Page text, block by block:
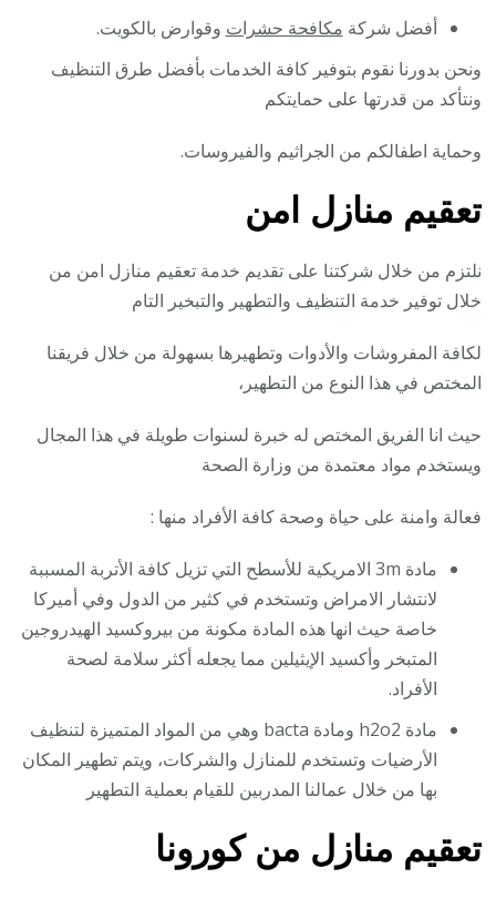
أفضل شركة مكافحة حشرات وقوارض بالكويت.
ونحن بدورنا نقوم بتوفير كافة الخدمات بأفضل طرق التنظيف
ونتأكد من قدرتها على حمايتكم
وحماية اطفالكم من الجراثيم والفيروسات.
تعقيم منازل امن
نلتزم من خلال شركتنا على تقديم خدمة تعقيم منازل امن من
خلال توفير خدمة التنظيف والتطهير والتبخير التام
لكافة المفروشات والأدوات وتطهيرها بسهولة من خلال فريقنا
المختص في هذا النوع من التطهير،
حيث انا الفريق المختص له خبرة لسنوات طويلة في هذا المجال
ويستخدم مواد معتمدة من وزارة الصحة
فعالة وامنة على حياة وصحة كافة الأفراد منها :
مادة 3m الامريكية للأسطح التي تزيل كافة الأتربة المسببة
لانتشار الامراض وتستخدم في كثير من الدول وفي أميركا
خاصة حيث انها هذه المادة مكونة من بيروكسيد الهيدروجين
المتبخر وأكسيد الإيثيلين مما يجعله أكثر سلامة لصحة
الأفراد.
مادة h2o2 ومادة bacta وهي من المواد المتميزة لتنظيف
الأرضيات وتستخدم للمنازل والشركات، ويتم تطهير المكان
بها من خلال عمالنا المدربين للقيام بعملية التطهير
تعقيم منازل من كورونا